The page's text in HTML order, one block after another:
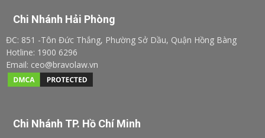
Chi Nhánh Hải Phòng
ĐC: 851 -Tôn Đức Thắng, Phường Sở Dầu, Quận Hồng Bàng
Hotline: 1900 6296
Email: ceo@bravolaw.vn
Chi Nhánh TP. Hồ Chí Minh